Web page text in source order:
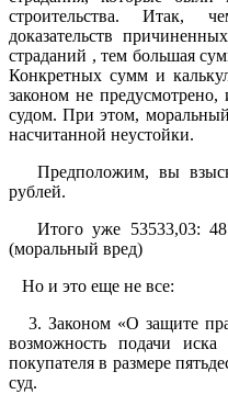
строительства. Итак,
доказательств
страданий , тем большая
Конкретных сумм и
законом не предусмотрено,
судом. При этом,
насчитанной неустойки.
Предположим, вы
рублей.
Итого уже 53533,03:
(моральный вред)
Но и это еще не все:
3. Законом «О защите
возможность подачи
покупателя в размере
суд.